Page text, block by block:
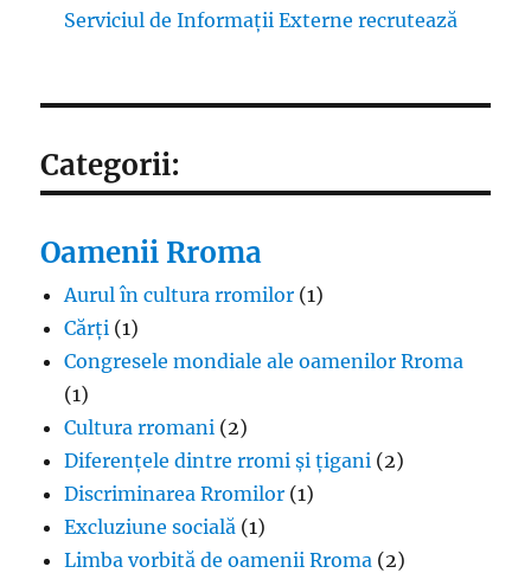
Serviciul de Informații Externe recrutează
Categorii:
Oamenii Rroma
Aurul în cultura rromilor (1)
Cărți (1)
Congresele mondiale ale oamenilor Rroma
(1)
Cultura rromani (2)
Diferențele dintre rromi și țigani (2)
Discriminarea Rromilor (1)
Excluziune socială (1)
Limba vorbită de oamenii Rroma (2)